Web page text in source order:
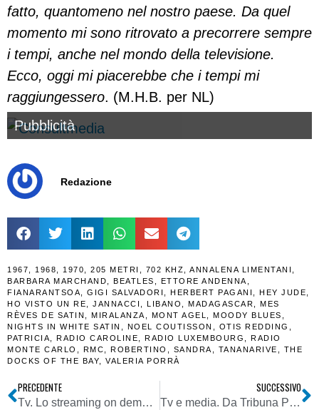
fatto, quantomeno nel nostro paese. Da quel
momento mi sono ritrovato a precorrere sempre
i tempi, anche nel mondo della televisione.
Ecco, oggi mi piacerebbe che i tempi mi
raggiungessero. (M.H.B. per NL)
Pubblicità
Redazione
1967 1968 1970 205 METRI 702 KHZ ANNALENA LIMENTANI
BARBARA MARCHAND
BEATLES ETTORE ANDENNA
FIANARANTSOA
GIGI SALVADORI HERBERT PAGANI HEY JUDE
HO VISTO UN RE
JANNACCI LIBANO MADAGASCAR
MES
RÈVES DE SATIN
MIRALANZA MONT AGEL MOODY BLUES
NIGHTS IN WHITE SATIN
NOEL COUTISSON OTIS REDDING
PATRICIA
RADIO CAROLINE RADIO LUXEMBOURG
RADIO
MONTE CARLO
RMC ROBERTINO SANDRA TANANARIVE
THE
DOCKS OF THE BAY
VALERIA PORRÀ
PRECEDENTE
Tv. Lo streaming on demand diventa di massa. E manda in pensione anzitempo l’HD broadcasting (quello vero) che è ormai privo di interesse
SUCCESSIVO
Tv e media. Da Tribuna Politica che alfabetizzava politicamente gli italiani a Twitter, ecco l’evoluzione dell’informazione politica